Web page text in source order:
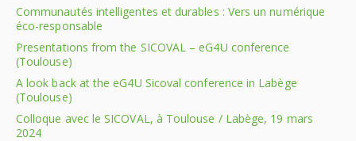
Communautés intelligentes et durables : Vers un numérique
éco-responsable
Presentations from the SICOVAL – eG4U conference
(Toulouse)
A look back at the eG4U Sicoval conference in Labège
(Toulouse)
Colloque avec le SICOVAL, à Toulouse / Labège, 19 mars
2024